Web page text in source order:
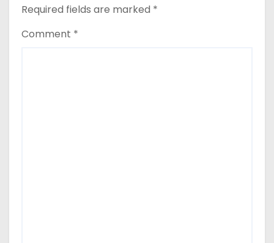
Required fields are marked *
Comment *